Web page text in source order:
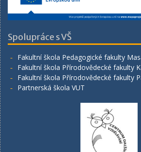
Spolupráce s VŠ
Fakultní škola Pedagogické fakulty
Fakultní škola Přírodovědecké fakulty
Fakultní škola Přírodovědecké fakulty
Partnerská škola VUT